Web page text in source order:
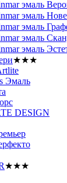
эмаль
эмаль
эмаль
эмаль
эмаль
★★★
Эмаль
DESIGN
★★★